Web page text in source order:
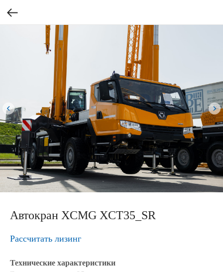
Автокран XCMG XCT35_SR
Рассчитать лизинг
Технические характеристики